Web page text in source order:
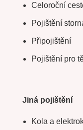
Celoroční
Pojištění
Připojištění
Pojištění pro
Jiná pojištění
Kola a